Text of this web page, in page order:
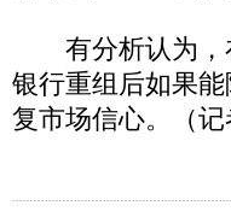
有分析认为，
银行重组后如果
复市场信心。（记